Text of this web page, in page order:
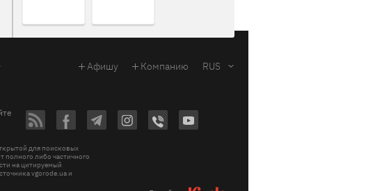
Афишу Компанию RUS
для поисковых
полного либо частичного
на цитируемый
vgorode.ua и